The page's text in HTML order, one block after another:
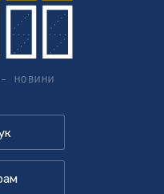
НОВИНИ